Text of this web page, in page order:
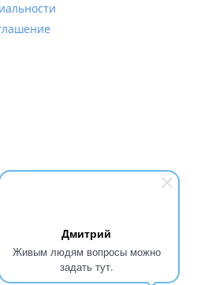
Дмитрий
Живым людям вопросы можно
задать тут.
персональных данных
данных